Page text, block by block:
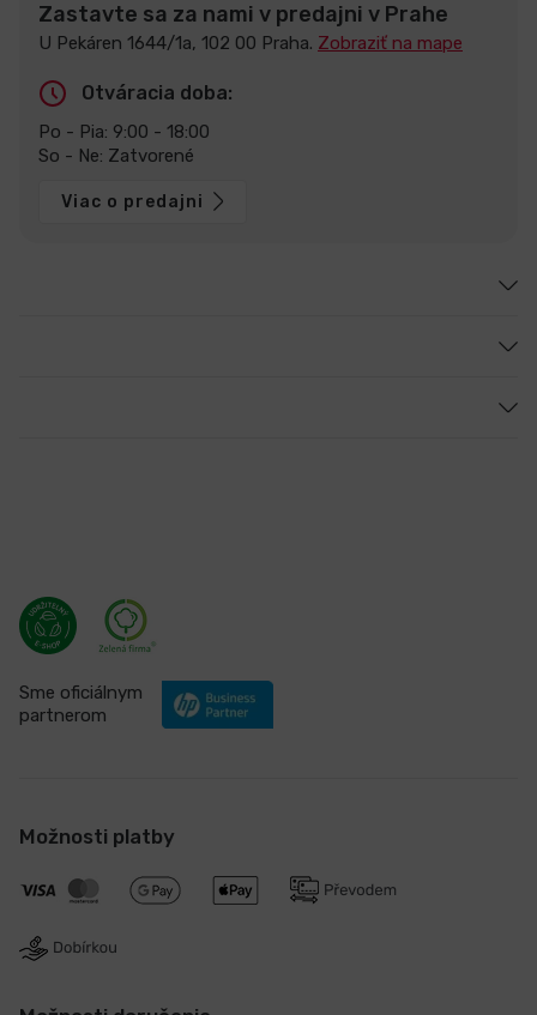
Zastavte sa za nami v predajni v Prahe
U Pekáren 1644/1a, 102 00 Praha. Zobraziť na mape
Otváracia doba:
Po - Pia: 9:00 - 18:00
So - Ne: Zatvorené
Viac o predajni
Sme oficiálnym
partnerom
Možnosti platby